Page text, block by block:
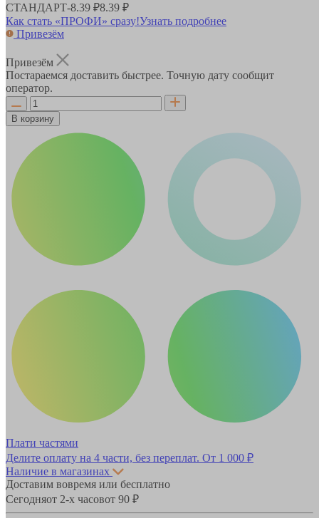
СТАНДАРТ-8.39 ₽8.39 ₽
Как стать «ПРОФИ» сразу!Узнать подробнее
Привезём
Привезём
Постараемся доставить быстрее. Точную дату сообщит
оператор.
В корзину
Плати частями
Делите оплату на 4 части, без переплат. От 1 000 ₽
Наличие в магазинах
Доставим вовремя или бесплатно
Сегодняот 2-х часовот 90 ₽